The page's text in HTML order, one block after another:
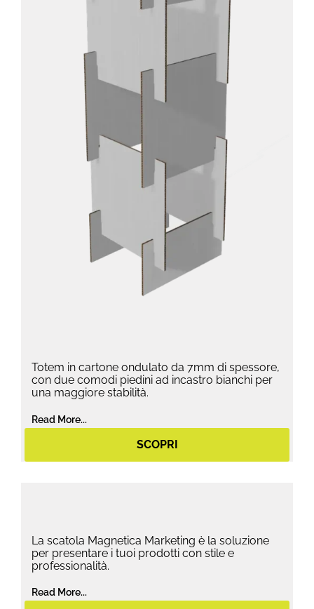
Totem in cartone ondulato da 7mm di spessore,
con due comodi piedini ad incastro bianchi per
una maggiore stabilità.
Read More...
SCOPRI
La scatola Magnetica Marketing è la soluzione
per presentare i tuoi prodotti con stile e
professionalità.
Read More...